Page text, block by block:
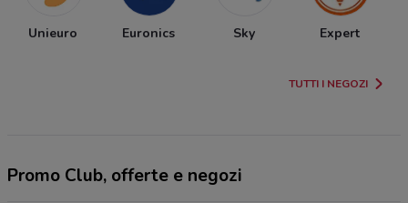
Unieuro Euronics Sky Expert
TUTTI I NEGOZI
Promo Club, offerte e negozi